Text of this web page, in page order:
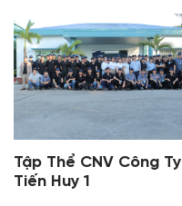
Tập Thể CNV Công Ty
Tiến Huy 1